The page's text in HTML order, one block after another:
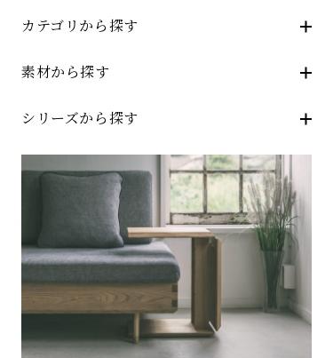
カテゴリから探す
素材から探す
シリーズから探す